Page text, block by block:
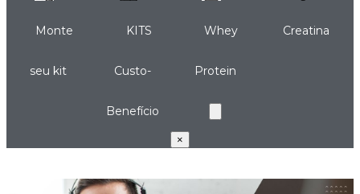
Monte
seu kit
KITS
Custo-
Benefício
Whey
Protein
Creatina
×